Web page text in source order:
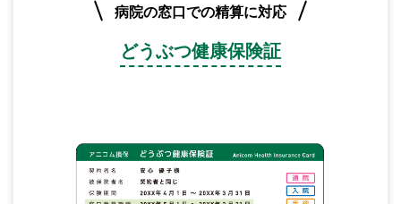
病院の窓口での精算に対応
どうぶつ健康保険証